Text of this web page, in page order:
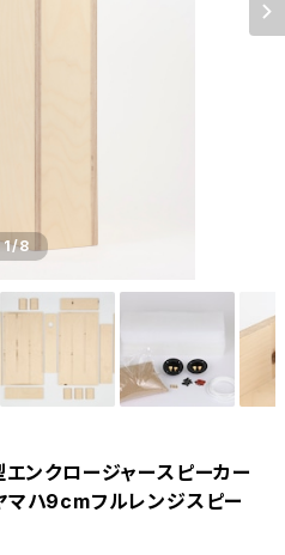
1/8
クロージャースピーカー
マハ9cmフルレンジスピー